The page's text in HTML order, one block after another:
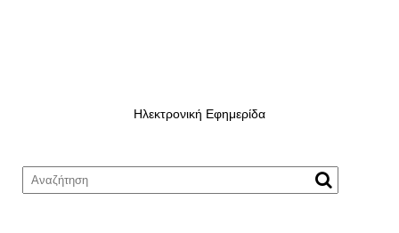
Ηλεκτρονική Εφημερίδα